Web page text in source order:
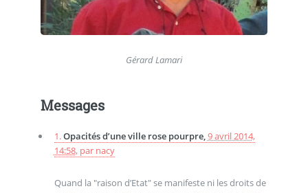
Gérard Lamari
Messages
1.Opacités d’une ville rose pourpre,9 avril 2014,
14:58, par nacy
Quand la "raison d’Etat" se manifeste ni les droits de